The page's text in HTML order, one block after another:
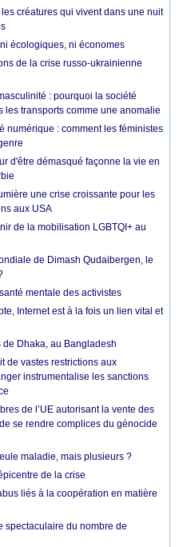
créatures qui vivent dans une nuit
écologiques, ni économes
de la crise russo-ukrainienne
: pourquoi la société
les transports comme une anomalie
numérique : comment les féministes
d'être démasqué façonne la vie en
une crise croissante pour les
aux USA
de la mobilisation LGBTQI+ au
de Dimash Qudaibergen, le
mentale des activistes
Internet est à la fois un lien vital et
de Dhaka, au Bangladesh
de vastes restrictions aux
instrumentalise les sanctions
de l’UE autorisant la vente des
se rendre complices du génocide
maladie, mais plusieurs ?
de la crise
liés à la coopération en matière
spectaculaire du nombre de